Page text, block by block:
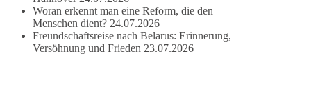
dieBasis fordert als einzige Partei in Deutschland
den Austritt aus der NATO. Ein Gipfel, der mehr
nach Rüstungsdeal als nach Friedenspolitik klingt,
wird niemals Sicherheit schaffen, ob nun in
Woran erkennt man eine Reform, die den
Menschen dient? 24.07.2026
Freundschaftsreise nach Belarus: Erinnerung,
Versöhnung und Frieden 23.07.2026